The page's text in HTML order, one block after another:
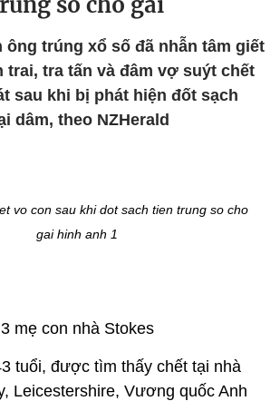
ông trúng xổ số đã nhẫn tâm giết
trai, tra tấn và đâm vợ suýt chết
sau khi bị phát hiện đốt sạch
dâm, theo NZHerald
3 mẹ con nhà Stokes
tuổi, được tìm thấy chết tại nhà
Leicestershire, Vương quốc Anh